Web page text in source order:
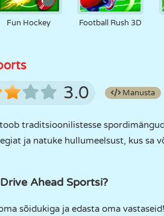
Fun Hockey Football Rush 3D
3.0 Manusta
toob traditsioonilistesse
ja natuke hullumeelsust, kus sa
Ahead Sportsi?
sõidukiga ja edasta oma vastaseid!